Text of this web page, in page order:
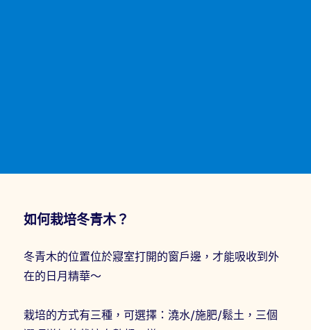
如何栽培冬青木？
冬青木的位置位於寢室打開的窗戶邊，才能吸收到外
在的日月精華～
栽培的方式有三種，可選擇：澆水/施肥/鬆土，三個